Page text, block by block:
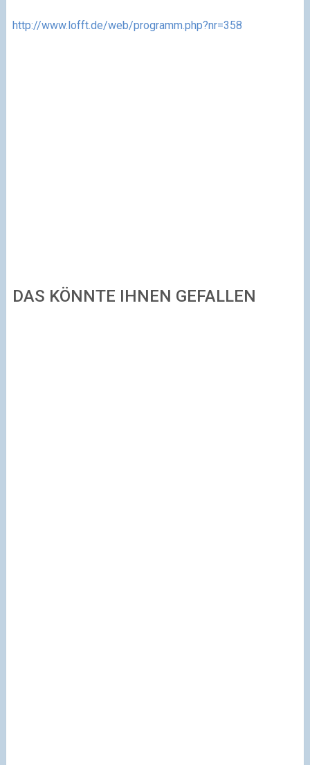
http://www.lofft.de/web/programm.php?nr=358
DAS KÖNNTE IHNEN GEFALLEN